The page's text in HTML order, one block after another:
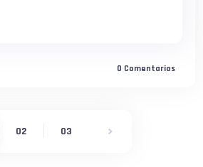
0 Comentarios
02 03